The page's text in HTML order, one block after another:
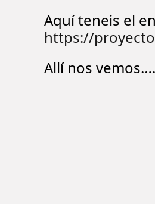
Aquí teneis el
https://
Allí nos